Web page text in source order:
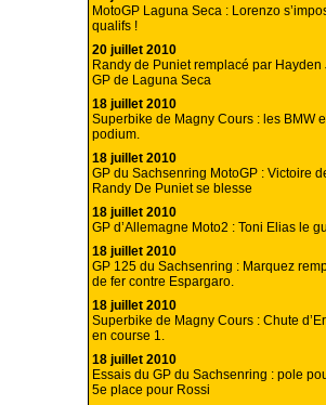
MotoGP Laguna Seca : Lorenzo
qualifs !
20 juillet 2010
Randy de Puniet remplacé par Hayden
GP de Laguna Seca
18 juillet 2010
Superbike de Magny Cours : les BMW
podium.
18 juillet 2010
GP du Sachsenring MotoGP : Victoire
Randy De Puniet se blesse
18 juillet 2010
GP d’Allemagne Moto2 : Toni Elias le
18 juillet 2010
GP 125 du Sachsenring : Marquez
de fer contre Espargaro.
18 juillet 2010
Superbike de Magny Cours : Chute
en course 1.
18 juillet 2010
Essais du GP du Sachsenring : pole
5e place pour Rossi